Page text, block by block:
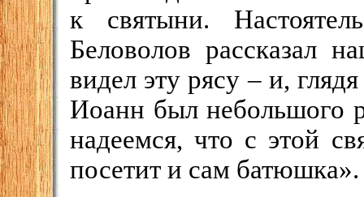
к святыни.
Беловолов рассказал
видел эту рясу – и,
Иоанн был небольшого
надеемся, что с этой
посетит и сам батюшка».